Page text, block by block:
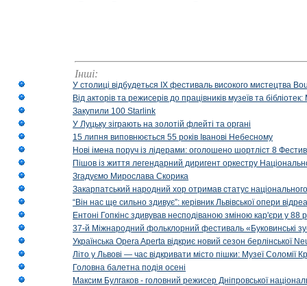
Інші:
У столиці відбудеться IX фестиваль високого мистецтва
Від акторів та режисерів до працівників музеїв та
Закупили 100 Starlink
У Луцьку зіграють на золотій флейті та органі
15 липня виповнюється 55 років Іванові Небесному
Нові імена поруч із лідерами: оголошено шортліст 8
Пішов із життя легендарний диригент оркестру
Згадуємо Мирослава Скорика
Закарпатський народний хор отримав статус національного
“Він нас ще сильно здивує”: керівник Львівської опери
Ентоні Гопкінс здивував несподіваною зміною кар'єри у 88
37-й Міжнародний фольклорний фестиваль «Буковинські
Українська Opera Aperta відкриє новий сезон берлінської
Літо у Львові — час відкривати місто пішки: Музеї Соломії
Головна балетна подія осені
Максим Булгаков - головний режисер Дніпровської